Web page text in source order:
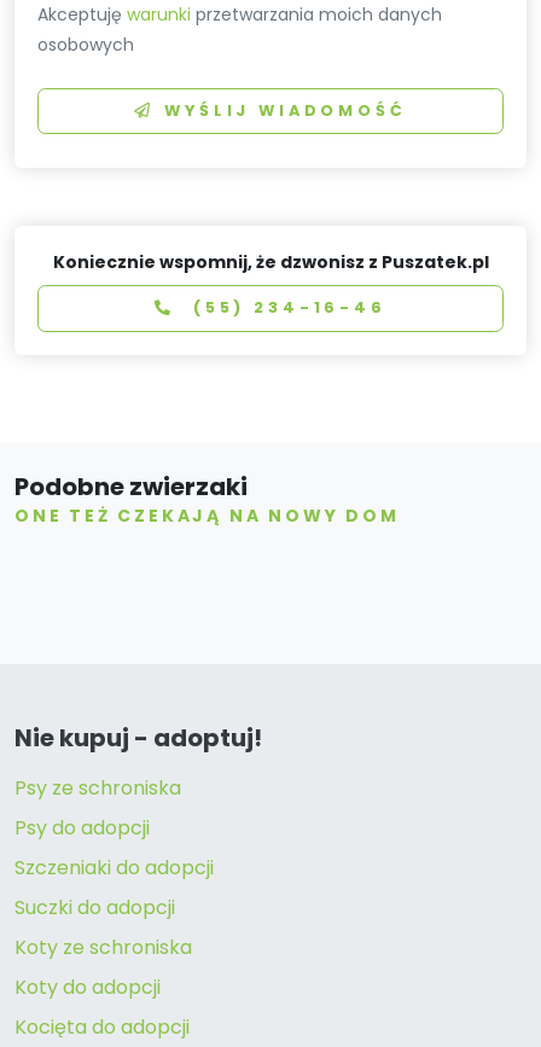
Akceptujęwarunki przetwarzania moich danych
osobowych
WYŚLIJ WIADOMOŚĆ
Koniecznie wspomnij, że dzwonisz z Puszatek.pl
(55) 234-16-46
Podobne zwierzaki
ONE TEŻ CZEKAJĄ NA NOWY DOM
Nie kupuj - adoptuj!
Psy ze schroniska
Psy do adopcji
Szczeniaki do adopcji
Suczki do adopcji
Koty ze schroniska
Koty do adopcji
Kocięta do adopcji